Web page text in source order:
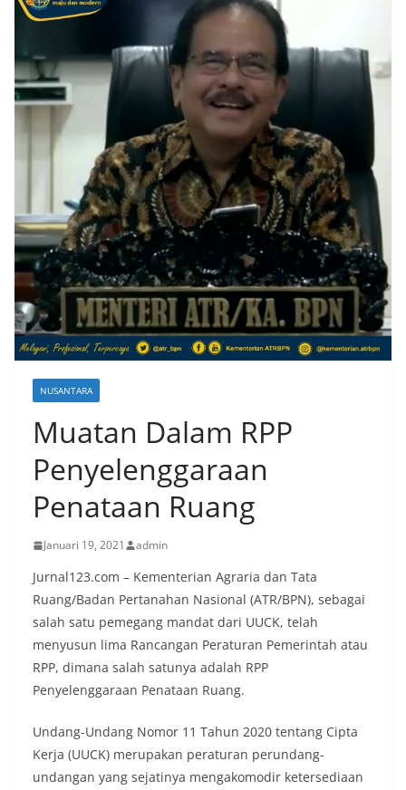
NUSANTARA
Muatan Dalam RPP
Penyelenggaraan
Penataan Ruang
Januari 19, 2021 admin
Jurnal123.com – Kementerian Agraria dan Tata
Ruang/Badan Pertanahan Nasional (ATR/BPN), sebagai
salah satu pemegang mandat dari UUCK, telah
menyusun lima Rancangan Peraturan Pemerintah atau
RPP, dimana salah satunya adalah RPP
Penyelenggaraan Penataan Ruang.
Undang-Undang Nomor 11 Tahun 2020 tentang Cipta
Kerja (UUCK) merupakan peraturan perundang-
undangan yang sejatinya mengakomodir ketersediaan